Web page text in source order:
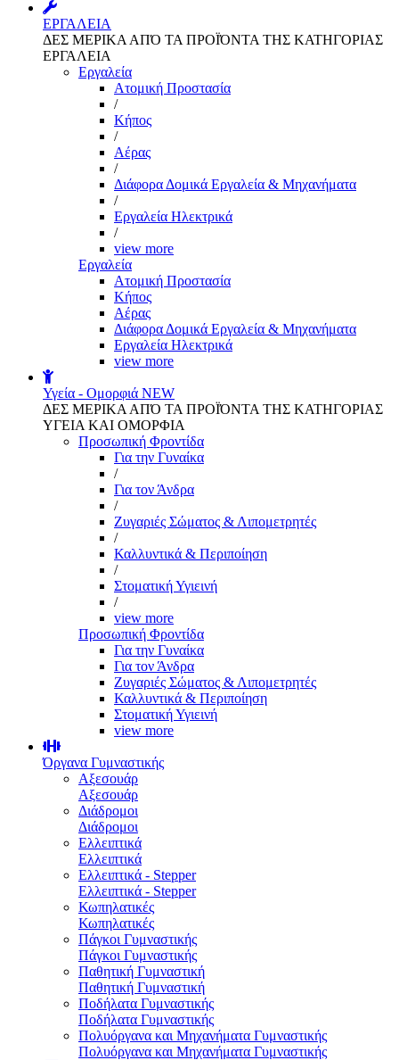
ΕΡΓΑΛΕΙΑ
ΔΕΣ ΜΕΡΙΚΑ ΑΠΌ ΤΑ ΠΡΟΪΌΝΤΑ ΤΗΣ ΚΑΤΗΓΟΡΙΑΣ
ΕΡΓΑΛΕΙΑ
Εργαλεία
Aτομική Προστασία
/
Kήπος
/
Αέρας
/
Διάφορα Δομικά Εργαλεία & Μηχανήματα
/
Εργαλεία Ηλεκτρικά
/
view more
Εργαλεία
Aτομική Προστασία
Kήπος
Αέρας
Διάφορα Δομικά Εργαλεία & Μηχανήματα
Εργαλεία Ηλεκτρικά
view more
Υγεία - Ομορφιά NEW
ΔΕΣ ΜΕΡΙΚΑ ΑΠΌ ΤΑ ΠΡΟΪΌΝΤΑ ΤΗΣ ΚΑΤΗΓΟΡΙΑΣ
ΥΓΕΙΑ ΚΑΙ ΟΜΟΡΦΙΑ
Προσωπική Φροντίδα
Για την Γυναίκα
/
Για τον Άνδρα
/
Ζυγαριές Σώματος & Λιπομετρητές
/
Καλλυντικά & Περιποίηση
/
Στοματική Υγιεινή
/
view more
Προσωπική Φροντίδα
Για την Γυναίκα
Για τον Άνδρα
Ζυγαριές Σώματος & Λιπομετρητές
Καλλυντικά & Περιποίηση
Στοματική Υγιεινή
view more
Όργανα Γυμναστικής
Αξεσουάρ
Αξεσουάρ
Διάδρομοι
Διάδρομοι
Ελλειπτικά
Ελλειπτικά
Ελλειπτικά - Stepper
Ελλειπτικά - Stepper
Κωπηλατικές
Κωπηλατικές
Πάγκοι Γυμναστικής
Πάγκοι Γυμναστικής
Παθητική Γυμναστική
Παθητική Γυμναστική
Ποδήλατα Γυμναστικής
Ποδήλατα Γυμναστικής
Πολυόργανα και Μηχανήματα Γυμναστικής
Πολυόργανα και Μηχανήματα Γυμναστικής